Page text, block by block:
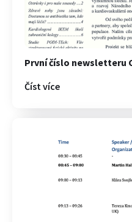
První číslo newsletteru
Číst více